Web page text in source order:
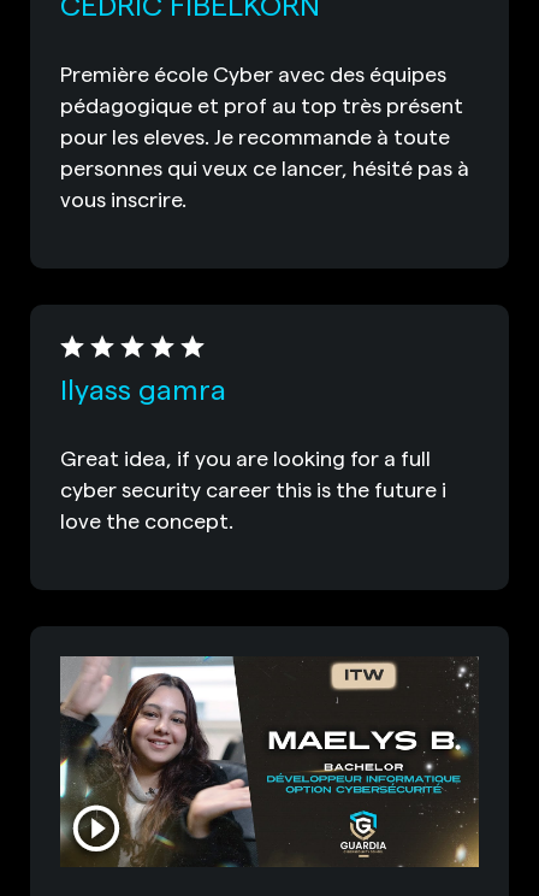
Première école Cyber avec des équipes
pédagogique et prof au top très présent
pour les eleves. Je recommande à toute
personnes qui veux ce lancer, hésité pas à
vous inscrire.
Ilyass gamra
Great idea, if you are looking for a full
cyber security career this is the future i
love the concept.